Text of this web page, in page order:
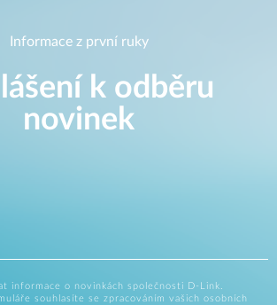
Informace z první ruky
k odběru
novinek
informace o novinkách společnosti D-Link.
souhlasíte se zpracováním vašich osobních